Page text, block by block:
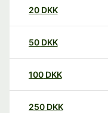
20 DKK
50 DKK
100 DKK
250 DKK